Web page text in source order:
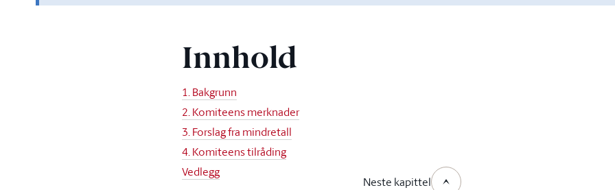
Innhold
1. Bakgrunn
2. Komiteens merknader
3. Forslag fra mindretall
4. Komiteens tilråding
Vedlegg
Neste kapittel